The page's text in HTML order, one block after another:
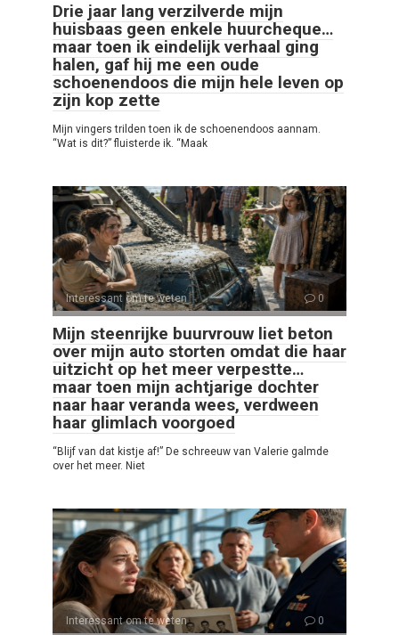
Drie jaar lang verzilverde mijn
huisbaas geen enkele huurcheque…
maar toen ik eindelijk verhaal ging
halen, gaf hij me een oude
schoenendoos die mijn hele leven op
zijn kop zette
Mijn vingers trilden toen ik de schoenendoos aannam.
“Wat is dit?” fluisterde ik. “Maak
Interessant om te weten 0
Mijn steenrijke buurvrouw liet beton
over mijn auto storten omdat die haar
uitzicht op het meer verpestte…
maar toen mijn achtjarige dochter
naar haar veranda wees, verdween
haar glimlach voorgoed
“Blijf van dat kistje af!” De schreeuw van Valerie galmde
over het meer. Niet
Interessant om te weten 0